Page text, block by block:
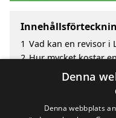
1 Vad kan en revisor i
2 Hur mycket kostar
Fördelar med att
Sök efter en
Denna
Denna webbplats